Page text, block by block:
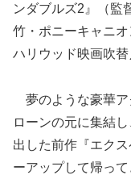
ンダブルズ2』（監
竹・ポニーキャニ
ハリウッド映画吹替
夢のような豪華ア
ローンの元に集結
出した前作『エク
ーアップして帰っ